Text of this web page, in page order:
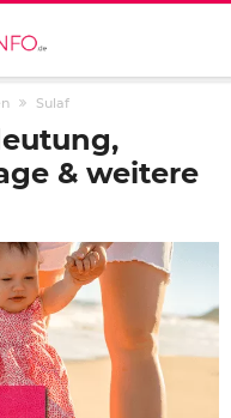
Sulaf
& weitere